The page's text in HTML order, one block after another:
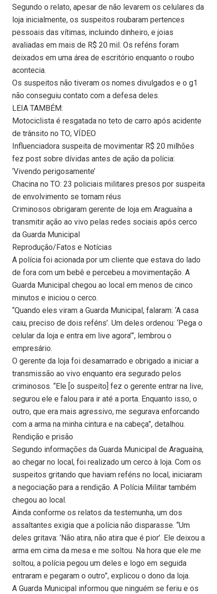
Segundo o relato, apesar de não levarem os celulares da
loja inicialmente, os suspeitos roubaram pertences
pessoais das vítimas, incluindo dinheiro, e joias
avaliadas em mais de R$ 20 mil. Os reféns foram
deixados em uma área de escritório enquanto o roubo
acontecia.
Os suspeitos não tiveram os nomes divulgados e o g1
não conseguiu contato com a defesa deles.
LEIA TAMBÉM:
Motociclista é resgatada no teto de carro após acidente
de trânsito no TO; VÍDEO
Influenciadora suspeita de movimentar R$ 20 milhões
fez post sobre dívidas antes de ação da polícia:
‘Vivendo perigosamente’
Chacina no TO: 23 policiais militares presos por suspeita
de envolvimento se tornam réus
Criminosos obrigaram gerente de loja em Araguaína a
transmitir ação ao vivo pelas redes sociais após cerco
da Guarda Municipal
Reprodução/Fatos e Notícias
A polícia foi acionada por um cliente que estava do lado
de fora com um bebê e percebeu a movimentação. A
Guarda Municipal chegou ao local em menos de cinco
minutos e iniciou o cerco.
“Quando eles viram a Guarda Municipal, falaram: ‘A casa
caiu, preciso de dois reféns’. Um deles ordenou: ‘Pega o
celular da loja e entra em live agora’”, lembrou o
empresário.
O gerente da loja foi desamarrado e obrigado a iniciar a
transmissão ao vivo enquanto era segurado pelos
criminosos. “Ele [o suspeito] fez o gerente entrar na live,
segurou ele e falou para ir até a porta. Enquanto isso, o
outro, que era mais agressivo, me segurava enforcando
com a arma na minha cintura e na cabeça”, detalhou.
Rendição e prisão
Segundo informações da Guarda Municipal de Araguaína,
ao chegar no local, foi realizado um cerco à loja. Com os
suspeitos gritando que haviam reféns no local, iniciaram
a negociação para a rendição. A Polícia Militar também
chegou ao local.
Ainda conforme os relatos da testemunha, um dos
assaltantes exigia que a polícia não disparasse. “Um
deles gritava: ‘Não atira, não atira que é pior’. Ele deixou a
arma em cima da mesa e me soltou. Na hora que ele me
soltou, a polícia pegou um deles e logo em seguida
entraram e pegaram o outro”, explicou o dono da loja.
A Guarda Municipal informou que ninguém se feriu e os